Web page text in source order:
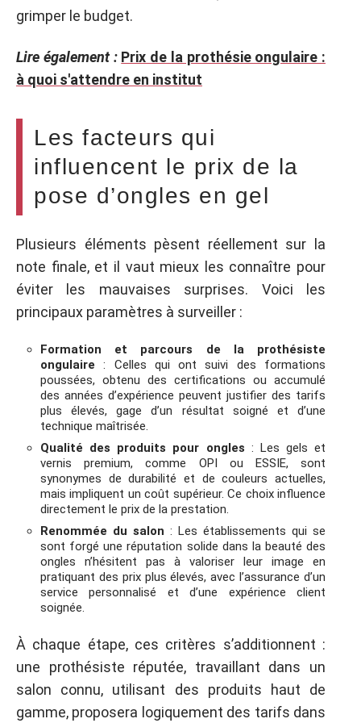
grimper le budget.
Lire également : Prix de la prothésie ongulaire :
à quoi s'attendre en institut
Les facteurs qui
influencent le prix de la
pose d’ongles en gel
Plusieurs éléments pèsent réellement sur la
note finale, et il vaut mieux les connaître pour
éviter les mauvaises surprises. Voici les
principaux paramètres à surveiller :
Formation et parcours de la prothésiste
ongulaire : Celles qui ont suivi des formations
poussées, obtenu des certifications ou accumulé
des années d’expérience peuvent justifier des tarifs
plus élevés, gage d’un résultat soigné et d’une
technique maîtrisée.
Qualité des produits pour ongles : Les gels et
vernis premium, comme OPI ou ESSIE, sont
synonymes de durabilité et de couleurs actuelles,
mais impliquent un coût supérieur. Ce choix influence
directement le prix de la prestation.
Renommée du salon : Les établissements qui se
sont forgé une réputation solide dans la beauté des
ongles n’hésitent pas à valoriser leur image en
pratiquant des prix plus élevés, avec l’assurance d’un
service personnalisé et d’une expérience client
soignée.
À chaque étape, ces critères s’additionnent :
une prothésiste réputée, travaillant dans un
salon connu, utilisant des produits haut de
gamme, proposera logiquement des tarifs dans